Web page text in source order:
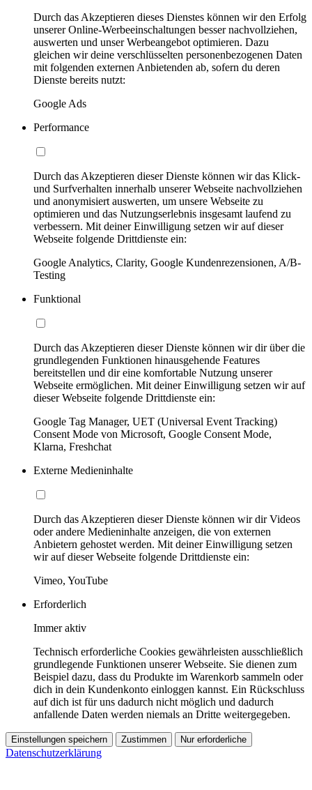
Durch das Akzeptieren dieses Dienstes können wir den Erfolg
unserer Online-Werbeeinschaltungen besser nachvollziehen,
auswerten und unser Werbeangebot optimieren. Dazu
gleichen wir deine verschlüsselten personenbezogenen Daten
mit folgenden externen Anbietenden ab, sofern du deren
Dienste bereits nutzt:
Google Ads
Performance
Durch das Akzeptieren dieser Dienste können wir das Klick-
und Surfverhalten innerhalb unserer Webseite nachvollziehen
und anonymisiert auswerten, um unsere Webseite zu
optimieren und das Nutzungserlebnis insgesamt laufend zu
verbessern. Mit deiner Einwilligung setzen wir auf dieser
Webseite folgende Drittdienste ein:
Google Analytics, Clarity, Google Kundenrezensionen, A/B-
Testing
Funktional
Durch das Akzeptieren dieser Dienste können wir dir über die
grundlegenden Funktionen hinausgehende Features
bereitstellen und dir eine komfortable Nutzung unserer
Webseite ermöglichen. Mit deiner Einwilligung setzen wir auf
dieser Webseite folgende Drittdienste ein:
Google Tag Manager, UET (Universal Event Tracking)
Consent Mode von Microsoft, Google Consent Mode,
Klarna, Freshchat
Externe Medieninhalte
Durch das Akzeptieren dieser Dienste können wir dir Videos
oder andere Medieninhalte anzeigen, die von externen
Anbietern gehostet werden. Mit deiner Einwilligung setzen
wir auf dieser Webseite folgende Drittdienste ein:
Vimeo, YouTube
Erforderlich
Immer aktiv
Technisch erforderliche Cookies gewährleisten ausschließlich
grundlegende Funktionen unserer Webseite. Sie dienen zum
Beispiel dazu, dass du Produkte im Warenkorb sammeln oder
dich in dein Kundenkonto einloggen kannst. Ein Rückschluss
auf dich ist für uns dadurch nicht möglich und dadurch
anfallende Daten werden niemals an Dritte weitergegeben.
Einstellungen speichern Zustimmen Nur erforderliche
Datenschutzerklärung